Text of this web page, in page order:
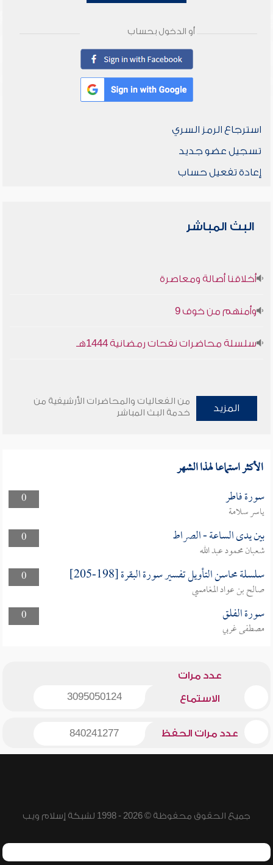
أو الدخول بحساب
استرجاع الرمز السري
تسجيل عضو جديد
إعادة تفعيل حساب
البث المباشر
أخلاقنا أصالة ومعاصرة
وأمنهم من خوف 9
سلسلة محاضرات نفحات رمضانية 1444هـ
المزيد
من الفعاليات والمحاضرات الأرشيفية من
خدمة البث المباشر
الأكثر استماعا لهذا الشهر
0 سورة فاطر
ياسر سلامة
0
بين يدى الساعة - الصراط
شعبان محمود عبد الله
0
سلسلة محاسن التأويل تفسير سورة البقرة [198-205]
صالح بن عواد المغامسي
0
سورة الفلق
مصطفى غربي
عدد مرات
الاستماع 3095050124
عدد مرات الحفظ 840241277
جميع الحقوق محفوظة © 2026 - 1998 لشبكة إسلام ويب